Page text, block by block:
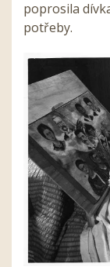
poprosila
potřeby.